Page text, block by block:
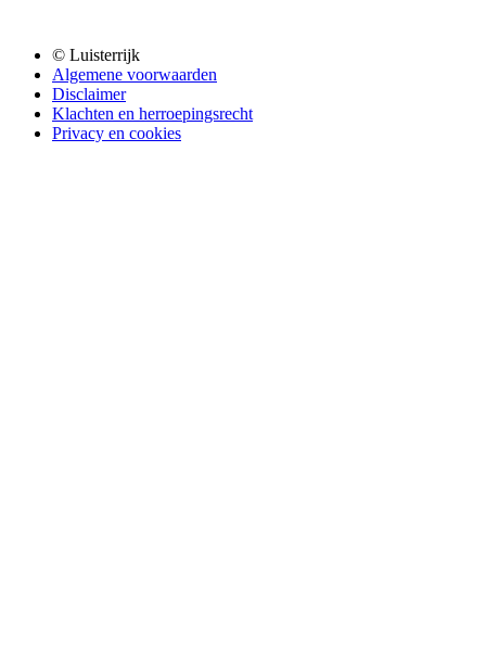
© Luisterrijk
Algemene voorwaarden
Disclaimer
Klachten en herroepingsrecht
Privacy en cookies